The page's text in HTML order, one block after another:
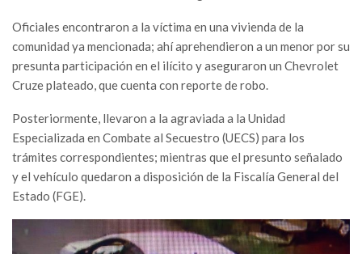
Oficiales encontraron a la víctima en una vivienda de la
comunidad ya mencionada; ahí aprehendieron a un menor por su
presunta participación en el ilícito y aseguraron un Chevrolet
Cruze plateado, que cuenta con reporte de robo.
Posteriormente, llevaron a la agraviada a la Unidad
Especializada en Combate al Secuestro (UECS) para los
trámites correspondientes; mientras que el presunto señalado
y el vehículo quedaron a disposición de la Fiscalía General del
Estado (FGE).